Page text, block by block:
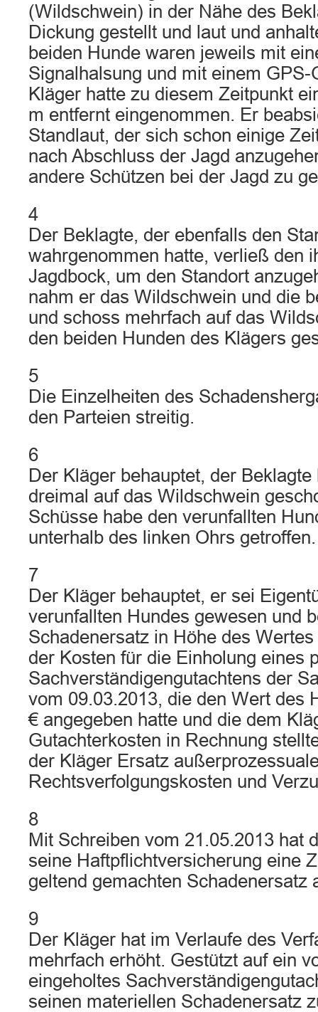
(Wildschwein) in der Nähe des
Dickung gestellt und laut und
beiden Hunde waren jeweils mit
Signalhalsung und mit einem
Kläger hatte zu diesem Zeitpunkt
m entfernt eingenommen. Er
Standlaut, der sich schon einige
nach Abschluss der Jagd
andere Schützen bei der Jagd zu
4
Der Beklagte, der ebenfalls den
wahrgenommen hatte, verließ den
Jagdbock, um den Standort
nahm er das Wildschwein und die
und schoss mehrfach auf das
den beiden Hunden des Klägers
5
Die Einzelheiten des
den Parteien streitig.
6
Der Kläger behauptet, der
dreimal auf das Wildschwein
Schüsse habe den verunfallten
unterhalb des linken Ohrs getroffen.
7
Der Kläger behauptet, er sei
verunfallten Hundes gewesen und
Schadenersatz in Höhe des
der Kosten für die Einholung eines
Sachverständigengutachtens der
vom 09.03.2013, die den Wert des
€ angegeben hatte und die dem
Gutachterkosten in Rechnung
der Kläger Ersatz
Rechtsverfolgungskosten und
8
Mit Schreiben vom 21.05.2013 hat
seine Haftpflichtversicherung eine
geltend gemachten Schadenersatz
9
Der Kläger hat im Verlaufe des
mehrfach erhöht. Gestützt auf ein
eingeholtes
seinen materiellen Schadenersatz